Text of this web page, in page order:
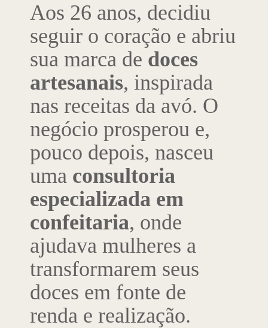
Aos 26 anos, decidiu
seguir o coração e abriu
sua marca de doces
artesanais, inspirada
nas receitas da avó. O
negócio prosperou e,
pouco depois, nasceu
uma consultoria
especializada em
confeitaria, onde
ajudava mulheres a
transformarem seus
doces em fonte de
renda e realização.